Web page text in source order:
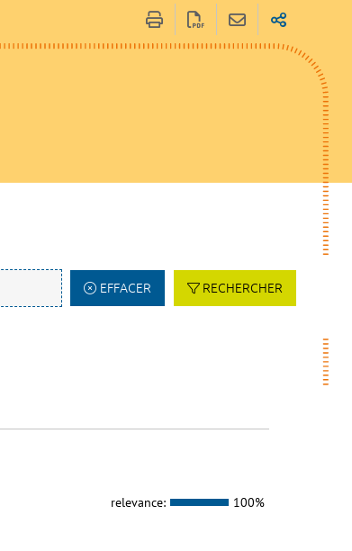
EFFACER RECHERCHER
relevance: 100%